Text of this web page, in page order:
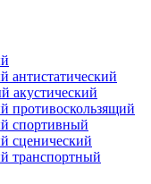
антистатический
акустический
противоскользящий
спортивный
сценический
транспортный